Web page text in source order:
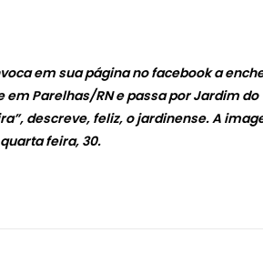
em sua página no facebook a
em Parelhas/RN e passa por Jardim do
descreve, feliz, o jardinense. A
feira, 30.